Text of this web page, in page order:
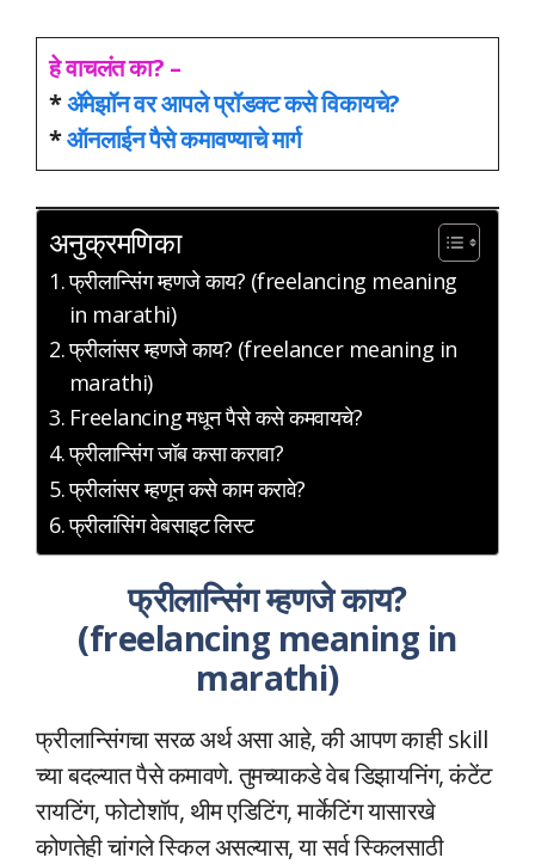
हे वाचलंत का? –
*ॲमेझॉन वर आपले प्रॉडक्ट कसे विकायचे?
*ऑनलाईन पैसे कमावण्याचे मार्ग
अनुक्रमणिका
फ्रीलान्सिंग म्हणजे काय? (freelancing meaning
in marathi)
फ्रीलांसर म्हणजे काय? (freelancer meaning in
marathi)
Freelancing मधून पैसे कसे कमवायचे?
फ्रीलान्सिंग जॉब कसा करावा?
फ्रीलांसर म्हणून कसे काम करावे?
फ्रीलांसिंग वेबसाइट लिस्ट
फ्रीलान्सिंग म्हणजे काय?
(freelancing meaning in
marathi)
फ्रीलान्सिंगचा सरळ अर्थ असा आहे, की आपण काही skill
च्या बदल्यात पैसे कमावणे. तुमच्याकडे वेब डिझायनिंग, कंटेंट
रायटिंग, फोटोशॉप, थीम एडिटिंग, मार्केटिंग यासारखे
कोणतेही चांगले स्किल असल्यास, या सर्व स्किलसाठी